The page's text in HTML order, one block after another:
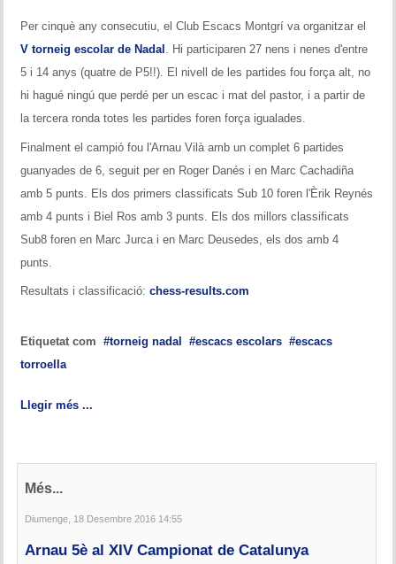
Per cinquè any consecutiu, el Club Escacs Montgrí va organitzar el
V torneig escolar de Nadal . Hi participaren 27 nens i nenes d'entre
5 i 14 anys (quatre de P5!!). El nivell de les partides fou força alt, no
hi hagué ningú que perdé per un escac i mat del pastor, i a partir de
la tercera ronda totes les partides foren força igualades.
Finalment el campió fou l'Arnau Vilà amb un complet 6 partides
guanyades de 6, seguit per en Roger Danés i en Marc Cachadiña
amb 5 punts. Els dos primers classificats Sub 10 foren l'Èrik Reynés
amb 4 punts i Biel Ros amb 3 punts. Els dos millors classificats
Sub8 foren en Marc Jurca i en Marc Deusedes, els dos amb 4
punts.
Resultats i classificació: chess-results.com
Etiquetat com torneig nadal escacs escolars
escacs
torroella
Llegir més ...
Més...
Diumenge, 18 Desembre 2016 14:55
Arnau 5è al XIV Campionat de Catalunya